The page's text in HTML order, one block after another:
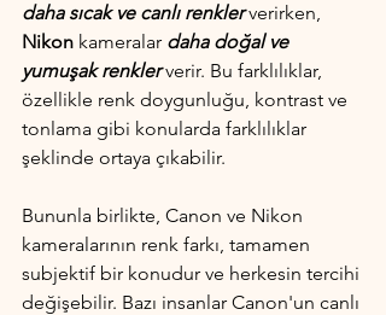
daha sıcak ve canlı renkler verirken,
Nikon kameralar daha doğal ve
yumuşak renkler verir. Bu farklılıklar,
özellikle renk doygunluğu, kontrast ve
tonlama gibi konularda farklılıklar
şeklinde ortaya çıkabilir.
Bununla birlikte, Canon ve Nikon
kameralarının renk farkı, tamamen
subjektif bir konudur ve herkesin tercihi
değişebilir. Bazı insanlar Canon'un canlı